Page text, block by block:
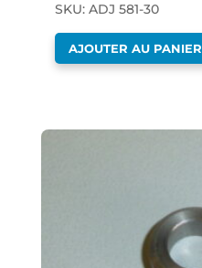
SKU: ADJ 581-30
AJOUTER AU PANIER